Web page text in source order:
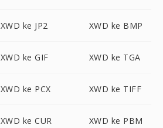
XWD ke JP2 XWD ke BMP
XWD ke GIF XWD ke TGA
XWD ke PCX XWD ke TIFF
XWD ke CUR XWD ke PBM